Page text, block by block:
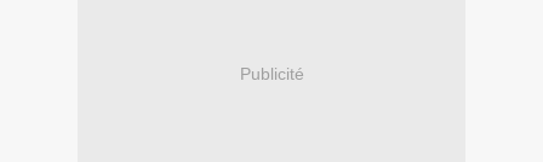
Publicité